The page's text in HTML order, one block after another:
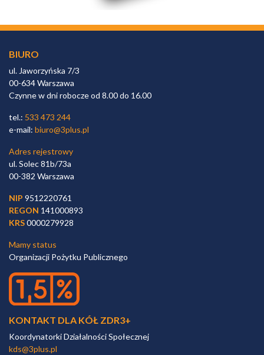
BIURO
ul. Jaworzyńska 7/3
00-634 Warszawa
Czynne w dni robocze od 8.00 do 16.00
tel.: 533 473 244
e-mail: biuro@3plus.pl
Adres rejestrowy
ul. Solec 81b/73a
00-382 Warszawa
NIP 9512220761
REGON 141000893
KRS0000279928
Mamy status
Organizacji Pożytku Publicznego
KONTAKT DLA KÓŁ ZDR3+
Koordynatorki Działalności Społecznej
kds@3plus.pl